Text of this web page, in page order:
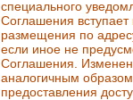
специального
Соглашения
размещения по
если иное не
Соглашения.
аналогичным
предоставления